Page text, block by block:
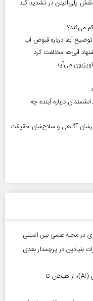
نقش پلی‌اتیلن در تشدید کبد
می‌کند؟
آبفا درباره قبوض آب
می‌آید
درباره آینده چه
آگاهی و سلاح‌شان حقیقت
در مجله علمی بین المللی
بنیادین در پرچمدار بعدی
رشد خیره‌کننده بازار توکن‌های هوش مصنوعی (AI)؛ از هیجان تا